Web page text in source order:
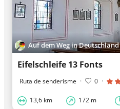
Auf dem Weg in Deutschland
Eifelschleife 13 Fonts
Ruta de senderisme · 0 ·
13,6 km 172 m